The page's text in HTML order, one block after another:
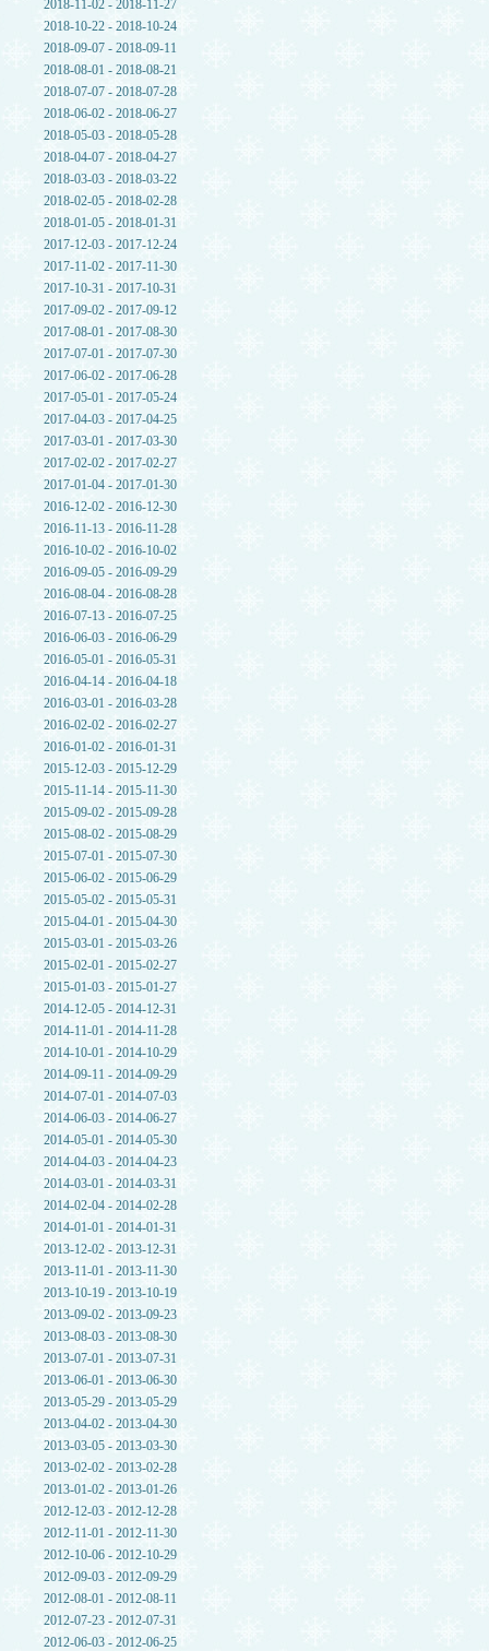
2018-11-02 - 2018-11-27
2018-10-22 - 2018-10-24
2018-09-07 - 2018-09-11
2018-08-01 - 2018-08-21
2018-07-07 - 2018-07-28
2018-06-02 - 2018-06-27
2018-05-03 - 2018-05-28
2018-04-07 - 2018-04-27
2018-03-03 - 2018-03-22
2018-02-05 - 2018-02-28
2018-01-05 - 2018-01-31
2017-12-03 - 2017-12-24
2017-11-02 - 2017-11-30
2017-10-31 - 2017-10-31
2017-09-02 - 2017-09-12
2017-08-01 - 2017-08-30
2017-07-01 - 2017-07-30
2017-06-02 - 2017-06-28
2017-05-01 - 2017-05-24
2017-04-03 - 2017-04-25
2017-03-01 - 2017-03-30
2017-02-02 - 2017-02-27
2017-01-04 - 2017-01-30
2016-12-02 - 2016-12-30
2016-11-13 - 2016-11-28
2016-10-02 - 2016-10-02
2016-09-05 - 2016-09-29
2016-08-04 - 2016-08-28
2016-07-13 - 2016-07-25
2016-06-03 - 2016-06-29
2016-05-01 - 2016-05-31
2016-04-14 - 2016-04-18
2016-03-01 - 2016-03-28
2016-02-02 - 2016-02-27
2016-01-02 - 2016-01-31
2015-12-03 - 2015-12-29
2015-11-14 - 2015-11-30
2015-09-02 - 2015-09-28
2015-08-02 - 2015-08-29
2015-07-01 - 2015-07-30
2015-06-02 - 2015-06-29
2015-05-02 - 2015-05-31
2015-04-01 - 2015-04-30
2015-03-01 - 2015-03-26
2015-02-01 - 2015-02-27
2015-01-03 - 2015-01-27
2014-12-05 - 2014-12-31
2014-11-01 - 2014-11-28
2014-10-01 - 2014-10-29
2014-09-11 - 2014-09-29
2014-07-01 - 2014-07-03
2014-06-03 - 2014-06-27
2014-05-01 - 2014-05-30
2014-04-03 - 2014-04-23
2014-03-01 - 2014-03-31
2014-02-04 - 2014-02-28
2014-01-01 - 2014-01-31
2013-12-02 - 2013-12-31
2013-11-01 - 2013-11-30
2013-10-19 - 2013-10-19
2013-09-02 - 2013-09-23
2013-08-03 - 2013-08-30
2013-07-01 - 2013-07-31
2013-06-01 - 2013-06-30
2013-05-29 - 2013-05-29
2013-04-02 - 2013-04-30
2013-03-05 - 2013-03-30
2013-02-02 - 2013-02-28
2013-01-02 - 2013-01-26
2012-12-03 - 2012-12-28
2012-11-01 - 2012-11-30
2012-10-06 - 2012-10-29
2012-09-03 - 2012-09-29
2012-08-01 - 2012-08-11
2012-07-23 - 2012-07-31
2012-06-03 - 2012-06-25